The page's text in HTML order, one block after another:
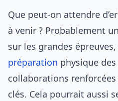
Que peut-on attendre
à venir ? Probablement
sur les grandes
préparation physique
collaborations
clés. Cela pourrait aussi